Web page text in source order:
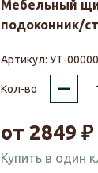
Мебельный
подоконник/
Артикул:УТ-
Кол-во –
от2849 ₽
Купить в один